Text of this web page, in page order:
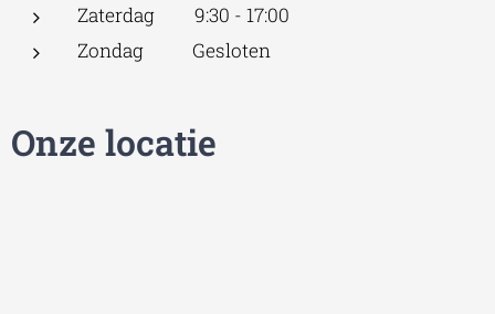
Zaterdag 9:30 - 17:00
Zondag Gesloten
Onze locatie